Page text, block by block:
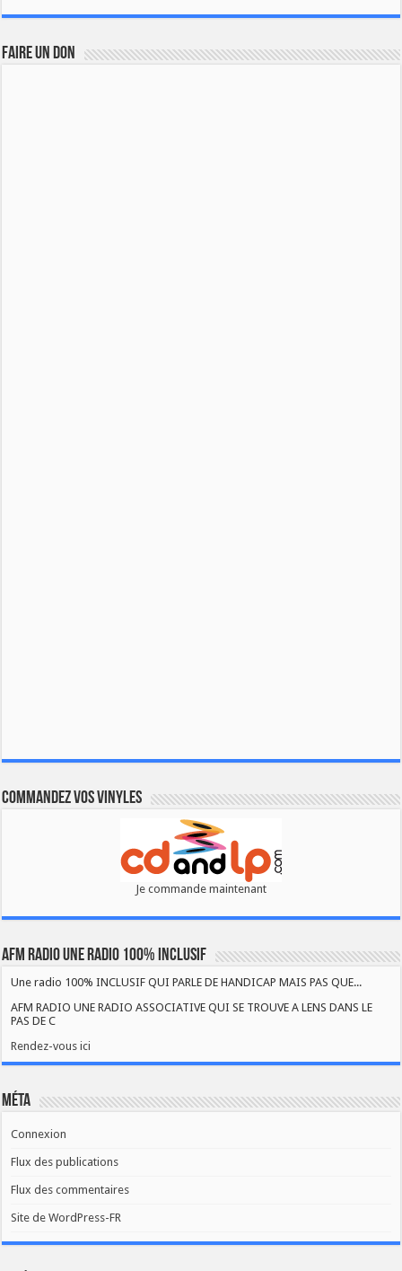
FAIRE UN DON
Commandez vos vinyles
Je commande maintenant
AFM RADIO UNE RADIO 100% INCLUSIF
Une radio 100% INCLUSIF QUI PARLE DE HANDICAP MAIS PAS QUE...
AFM RADIO UNE RADIO ASSOCIATIVE QUI SE TROUVE A LENS DANS LE
PAS DE C
Rendez-vous ici
Méta
Connexion
Flux des publications
Flux des commentaires
Site de WordPress-FR